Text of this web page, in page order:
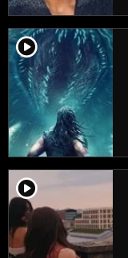
player2
player2